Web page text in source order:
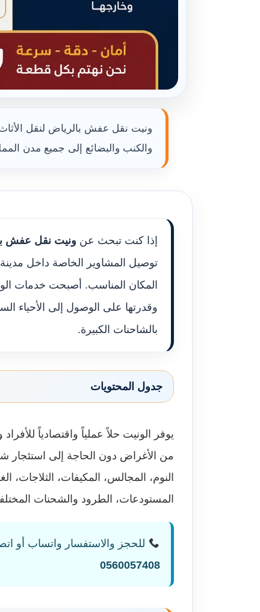
ونيت نقل عفش بالرياض لنقل
والكنب والبضائع إلى جميع مدن
إذا كنت تبحث عن ونيت نقل عفش
توصيل المشاوير الخاصة داخل
المكان المناسب. أصبحت خدمات
وقدرتها على الوصول إلى الأحياء
بالشاحنات الكبيرة.
جدول المحتويات
يوفر الونيت حلاً عملياً واقتصادياً
من الأغراض دون الحاجة إلى استئجار
النوم، المجالس، المكيفات، الثلاجات،
المستودعات، الطرود والشحنات
للحجز والاستفسار واتساب أو
0560057408